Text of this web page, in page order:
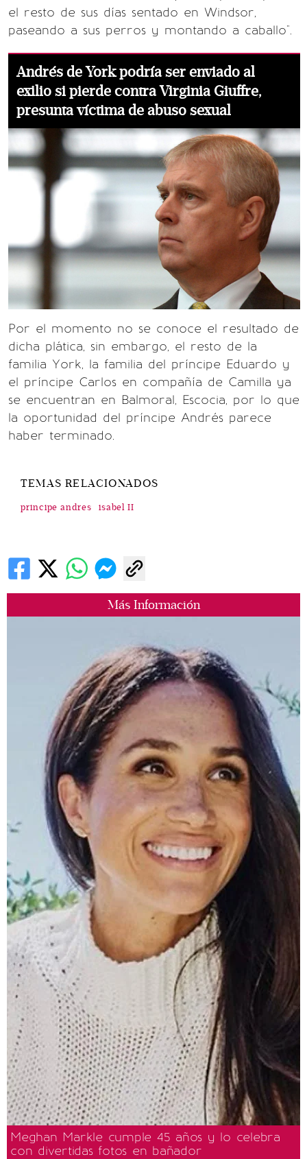
Más Información
Meghan Markle cumple 45 años y lo celebra
con divertidas fotos en bañador
el resto de sus días sentado en Windsor,
paseando a sus perros y montando a caballo".
Andrés de York podría ser enviado al
exilio si pierde contra Virginia Giuffre,
presunta víctima de abuso sexual
Por el momento no se conoce el resultado de
dicha plática, sin embargo, el resto de la
familia York, la familia del príncipe Eduardo y
el príncipe Carlos en compañía de Camilla ya
se encuentran en Balmoral, Escocia, por lo que
la oportunidad del príncipe Andrés parece
haber terminado.
TEMAS RELACIONADOS
principe andres isabel II